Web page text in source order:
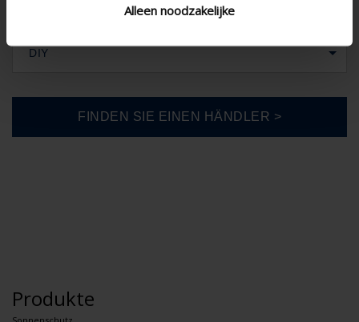
Alleen noodzakelijke
DIY
Produkte